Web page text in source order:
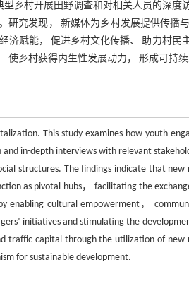
乡村开展田野调查和对相关人员的深度
究发现， 新媒体为乡村发展提供传播
济赋能， 促进乡村文化传播、 助力村
乡村获得内生性发展动力， 形成可持续
This study examines how youth
in-depth interviews with relevant
structures. The findings indicate that
as pivotal hubs， facilitating the
enabling cultural empowerment，
initiatives and stimulating the
traffic capital through the utilization of new
for sustainable development.